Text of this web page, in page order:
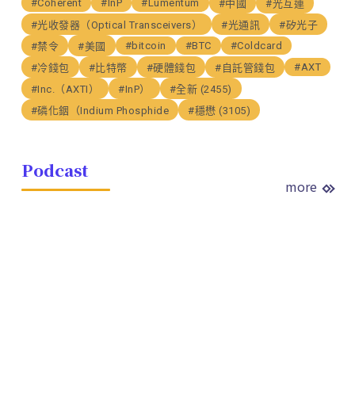
#Coherent
#InP #Lumentum #中國
#光互連
#光收發器（Optical Transceivers）
#光通訊
#矽光子
#禁令
#美國 #bitcoin #BTC
#Coldcard
#冷錢包
#比特幣 #硬體錢包 #自託管錢包
#AXT
#Inc.（AXTI）
#InP）
#全新 (2455)
#磷化銦（Indium Phosphide
#穩懋 (3105)
Podcast
more